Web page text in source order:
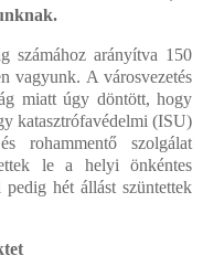
számához arányítva 150
vagyunk. A városvezetés
miatt úgy döntött, hogy
katasztrófavédelmi (ISU)
rohammentő szolgálat
le a helyi önkéntes
hét állást szüntettek